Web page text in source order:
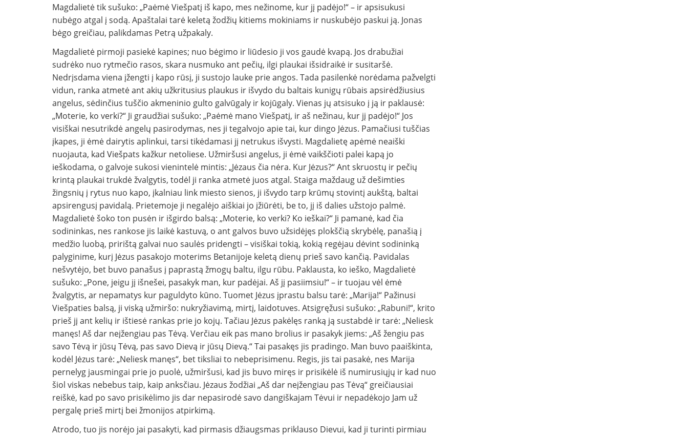
Magdalietė tik sušuko: „Paėmė Viešpatį iš kapo, mes nežinome, kur jį padėjo!“ – ir apsisukusi
nubėgo atgal į sodą. Apaštalai tarė keletą žodžių kitiems mokiniams ir nuskubėjo paskui ją. Jonas
bėgo greičiau, palikdamas Petrą užpakaly.
Magdalietė pirmoji pasiekė kapines; nuo bėgimo ir liūdesio ji vos gaudė kvapą. Jos drabužiai
sudrėko nuo rytmečio rasos, skara nusmuko ant pečių, ilgi plaukai išsidraikė ir susitaršė.
Nedrįsdama viena įžengti į kapo rūsį, ji sustojo lauke prie angos. Tada pasilenkė norėdama pažvelgti
vidun, ranka atmetė ant akių užkritusius plaukus ir išvydo du baltais kunigų rūbais apsirėdžiusius
angelus, sėdinčius tuščio akmeninio gulto galvūgaly ir kojūgaly. Vienas jų atsisuko į ją ir paklausė:
„Moterie, ko verki?“ Ji graudžiai sušuko: „Paėmė mano Viešpatį, ir aš nežinau, kur jį padėjo!“ Jos
visiškai nesutrikdė angelų pasirodymas, nes ji tegalvojo apie tai, kur dingo Jėzus. Pamačiusi tuščias
įkapes, ji ėmė dairytis aplinkui, tarsi tikėdamasi jį netrukus išvysti. Magdalietę apėmė neaiški
nuojauta, kad Viešpats kažkur netoliese. Užmiršusi angelus, ji ėmė vaikščioti palei kapą jo
ieškodama, o galvoje sukosi vienintelė mintis: „Jėzaus čia nėra. Kur Jėzus?“ Ant skruostų ir pečių
krintą plaukai trukdė žvalgytis, todėl ji ranka atmetė juos atgal. Staiga maždaug už dešimties
žingsnių į rytus nuo kapo, įkalniau link miesto sienos, ji išvydo tarp krūmų stovintį aukštą, baltai
apsirengusį pavidalą. Prietemoje ji negalėjo aiškiai jo įžiūrėti, be to, jį iš dalies užstojo palmė.
Magdalietė šoko ton pusėn ir išgirdo balsą: „Moterie, ko verki? Ko ieškai?“ Ji pamanė, kad čia
sodininkas, nes rankose jis laikė kastuvą, o ant galvos buvo užsidėjęs plokščią skrybėlę, panašią į
medžio luobą, pririštą galvai nuo saulės pridengti – visiškai tokią, kokią regėjau dėvint sodininką
palyginime, kurį Jėzus pasakojo moterims Betanijoje keletą dienų prieš savo kančią. Pavidalas
nešvytėjo, bet buvo panašus į paprastą žmogų baltu, ilgu rūbu. Paklausta, ko ieško, Magdalietė
sušuko: „Pone, jeigu jį išnešei, pasakyk man, kur padėjai. Aš jį pasiimsiu!“ – ir tuojau vėl ėmė
žvalgytis, ar nepamatys kur paguldyto kūno. Tuomet Jėzus įprastu balsu tarė: „Marija!“ Pažinusi
Viešpaties balsą, ji viską užmiršo: nukryžiavimą, mirtį, laidotuves. Atsigręžusi sušuko: „Rabuni!“, krito
prieš jį ant kelių ir ištiesė rankas prie jo kojų. Tačiau Jėzus pakėlęs ranką ją sustabdė ir tarė: „Neliesk
manęs! Aš dar neįžengiau pas Tėvą. Verčiau eik pas mano brolius ir pasakyk jiems: „Aš žengiu pas
savo Tėvą ir jūsų Tėvą, pas savo Dievą ir jūsų Dievą.“ Tai pasakęs jis pradingo. Man buvo paaiškinta,
kodėl Jėzus tarė: „Neliesk manęs“, bet tiksliai to nebeprisimenu. Regis, jis tai pasakė, nes Marija
pernelyg jausmingai prie jo puolė, užmiršusi, kad jis buvo miręs ir prisikėlė iš numirusiųjų ir kad nuo
šiol viskas nebebus taip, kaip anksčiau. Jėzaus žodžiai „Aš dar neįžengiau pas Tėvą“ greičiausiai
reiškė, kad po savo prisikėlimo jis dar nepasirodė savo dangiškajam Tėvui ir nepadėkojo Jam už
pergalę prieš mirtį bei žmonijos atpirkimą.
Atrodo, tuo jis norėjo jai pasakyti, kad pirmasis džiaugsmas priklauso Dievui, kad ji turinti pirmiau